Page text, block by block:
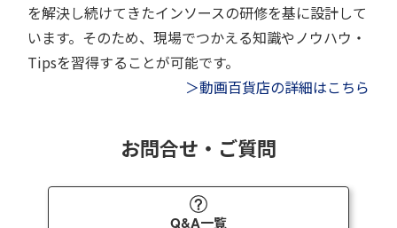
を解決し続けてきたインソースの研修を基に設計して
います。そのため、現場でつかえる知識やノウハウ・
Tipsを習得することが可能です。
＞動画百貨店の詳細はこちら
お問合せ・ご質問
Q&A一覧